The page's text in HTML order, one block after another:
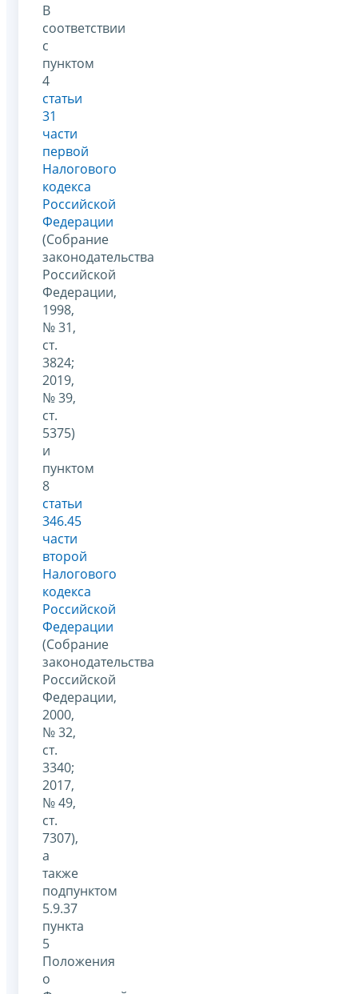
В
соответствии
с
пунктом
4
статьи
31
части
первой
Налогового
кодекса
Российской
Федерации
(Собрание
законодательства
Российской
Федерации,
1998,
№ 31,
ст.
3824;
2019,
№ 39,
ст.
5375)
и
пунктом
8
статьи
346.45
части
второй
Налогового
кодекса
Российской
Федерации
(Собрание
законодательства
Российской
Федерации,
2000,
№ 32,
ст.
3340;
2017,
№ 49,
ст.
7307),
а
также
подпунктом
5.9.37
пункта
5
Положения
о